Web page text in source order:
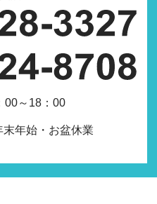
00～18：00
末年始・お盆休業